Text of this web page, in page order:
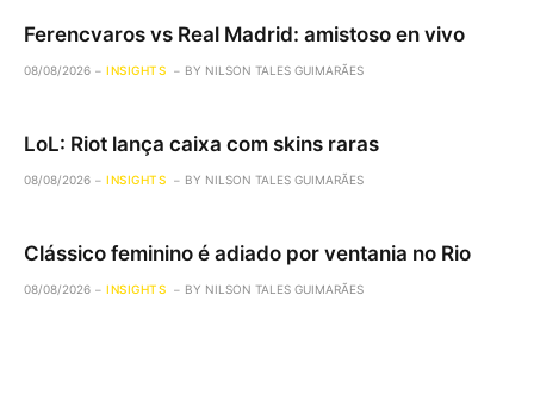
Ferencvaros vs Real Madrid: amistoso en vivo
08/08/2026 INSIGHTS BY NILSON TALES GUIMARÃES
LoL: Riot lança caixa com skins raras
08/08/2026 INSIGHTS BY NILSON TALES GUIMARÃES
Clássico feminino é adiado por ventania no Rio
08/08/2026 INSIGHTS BY NILSON TALES GUIMARÃES